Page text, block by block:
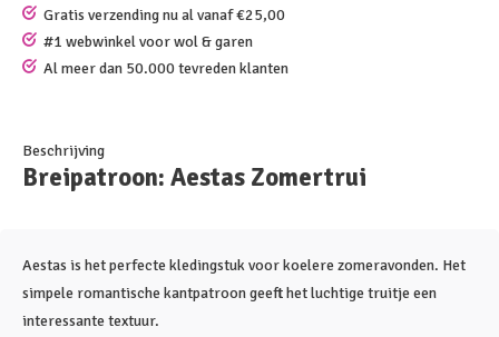
Gratis verzending nu al vanaf €25,00
#1 webwinkel voor wol & garen
Al meer dan 50.000 tevreden klanten
Beschrijving
Breipatroon: Aestas Zomertrui
Aestas is het perfecte kledingstuk voor koelere zomeravonden. Het
simpele romantische kantpatroon geeft het luchtige truitje een
interessante textuur.